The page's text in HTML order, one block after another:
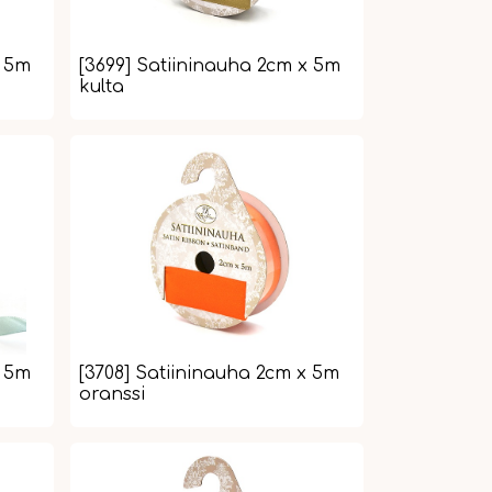
[3699] Satiininauha 2cm x 5m
kulta
[3708] Satiininauha 2cm x 5m
oranssi